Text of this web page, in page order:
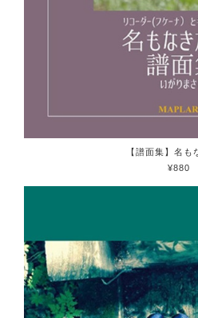
【譜面集】名も
¥880